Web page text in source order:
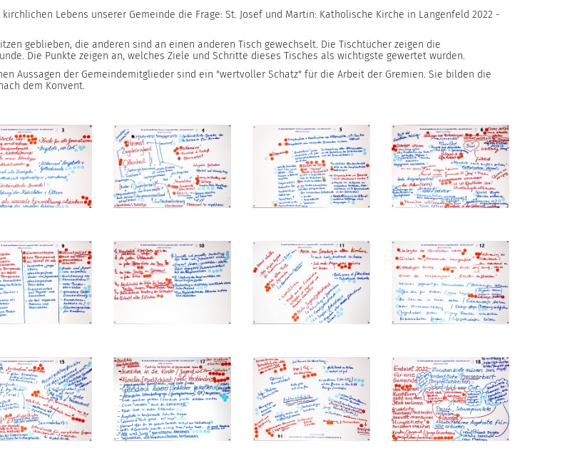
Lebens unserer Gemeinde die Frage: St. Josef und Martin: Katholische Kirche in Langenfeld 2022 -
geblieben, die anderen sind an einen anderen Tisch gewechselt. Die Tischtücher zeigen die
Die Punkte zeigen an, welches Ziele und Schritte dieses Tisches als wichtigste gewertet wurden.
Aussagen der Gemeindemitglieder sind ein "wertvoller Schatz" für die Arbeit der Gremien. Sie bilden die
dem Konvent.